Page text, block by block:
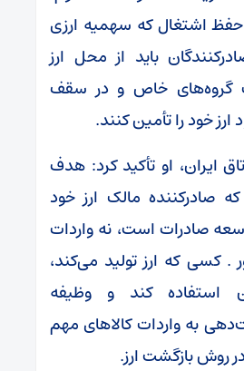
حفظ اشتغال که سهمیه ارزی
باید از محل ارز
گروه‌های خاص و در سقف
خود را تأمین کنند.
ایران، او تأکید کرد: هدف
صادرکننده مالک ارز خود
صادرات است، نه واردات
. کسی که ارز تولید می‌کند،
استفاده کند و وظیفه
به واردات کالاهای مهم
روش بازگشت ارز.